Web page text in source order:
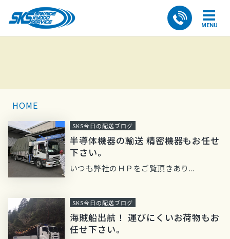
MENU
HOME
SKS今日の配送ブログ
半導体機器の輸送 精密機器もお任せ
下さい。
いつも弊社のＨＰをご覧頂きあり...
SKS今日の配送ブログ
海賊船出航！ 運びにくいお荷物もお
任せ下さい。